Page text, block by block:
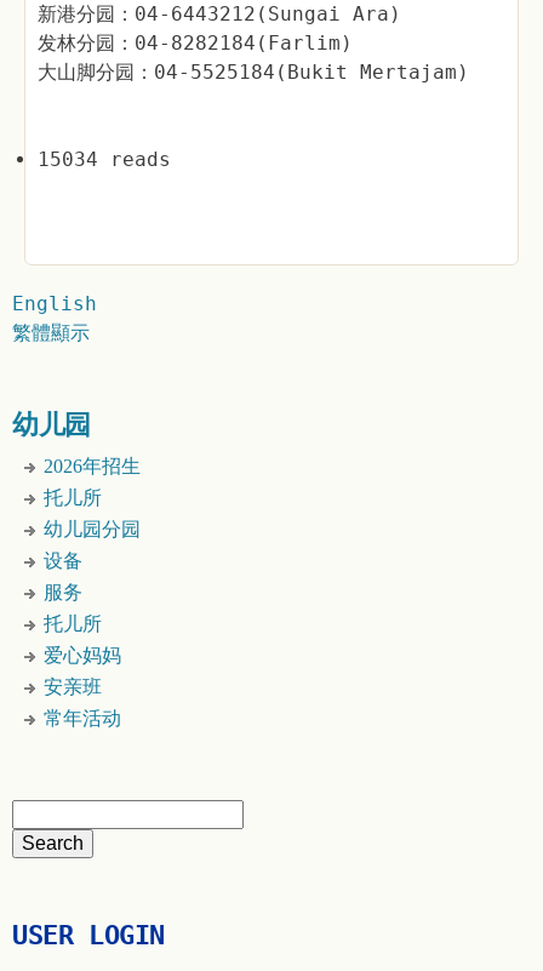
新港分园：04-6443212(Sungai Ara)
发林分园：04-8282184(Farlim)
大山脚分园：04-5525184(Bukit Mertajam)
15034 reads
English
繁體顯示
幼儿园
2026年招生
托儿所
幼儿园分园
设备
服务
托儿所
爱心妈妈
安亲班
常年活动
USER LOGIN